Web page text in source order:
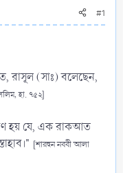
#1
রাসূল (সাঃ) বলেছেন,
হা. ৭৫২]
হয় যে, এক রাকআত
[শারহুন নববী আলা